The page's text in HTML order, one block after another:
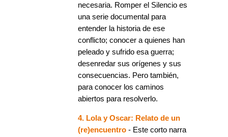
necesaria. Romper el Silencio es
una serie documental para
entender la historia de ese
conflicto; conocer a quienes han
peleado y sufrido esa guerra;
desenredar sus orígenes y sus
consecuencias. Pero también,
para conocer los caminos
abiertos para resolverlo.
4. Lola y Oscar: Relato de un
(re)encuentro - Este corto narra